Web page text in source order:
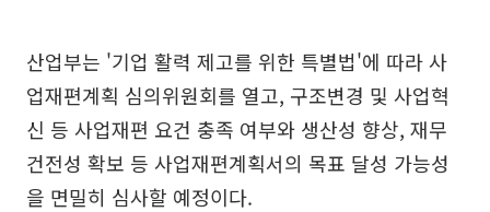
산업부는 '기업 활력 제고를 위한 특별법'에 따라 사
업재편계획 심의위원회를 열고, 구조변경 및 사업혁
신 등 사업재편 요건 충족 여부와 생산성 향상, 재무
건전성 확보 등 사업재편계획서의 목표 달성 가능성
을 면밀히 심사할 예정이다.